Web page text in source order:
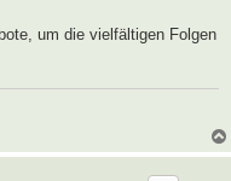
um die vielfältigen Folgen